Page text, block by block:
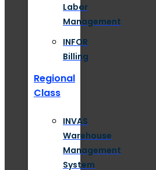
Labor
Management
INFOR
Billing
Regional
Class
INVAS
Warehouse
Management
System